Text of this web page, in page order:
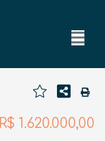
R$ 1.620.000,00